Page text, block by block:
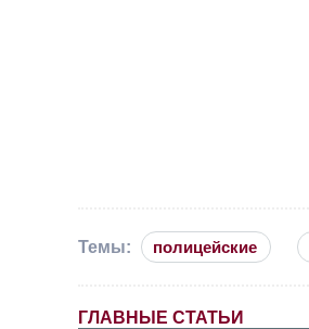
Темы: полицейские
ГЛАВНЫЕ СТАТЬИ